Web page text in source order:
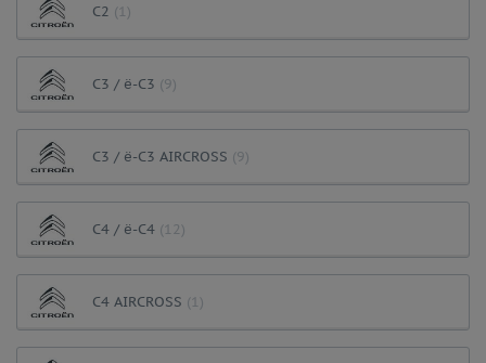
C2 (1)
C3 / ë-C3 (9)
C3 / ë-C3 AIRCROSS (9)
C4 / ë-C4 (12)
C4 AIRCROSS (1)